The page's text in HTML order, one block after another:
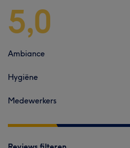
5,0
Ambiance
Hygiëne
Medewerkers